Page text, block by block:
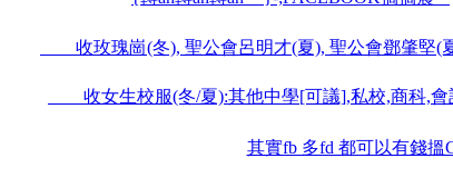
收玫瑰崗(冬), 聖公會呂明才(夏), 聖公會鄧肇堅(
收女生校服(冬/夏):其他中學[可議],私校,商科,會
其實fb 多fd 都可以有錢搵